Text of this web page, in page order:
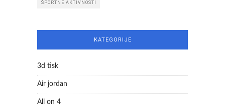
ŠPORTNE AKTIVNOSTI
KATEGORIJE
3d tisk
Air jordan
All on 4